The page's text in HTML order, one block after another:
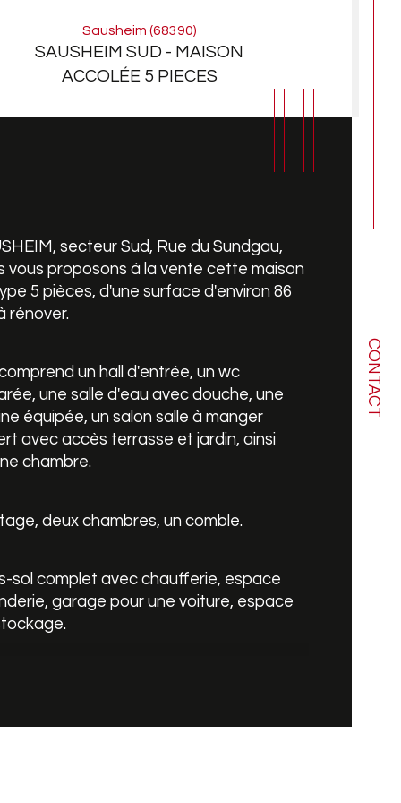
CONTACT
Sausheim (68390)
SAUSHEIM SUD - MAISON
ACCOLÉE 5 PIECES
de niveaux
salle de bains
secteur Sud, Rue du Sundgau,
vous proposons à la vente cette maison
5 pièces, d'une surface d'environ 86
rénover.
comprend un hall d'entrée, un wc
une salle d'eau avec douche, une
équipée, un salon salle à manger
avec accès terrasse et jardin, ainsi
chambre.
deux chambres, un comble.
sol complet avec chaufferie, espace
garage pour une voiture, espace